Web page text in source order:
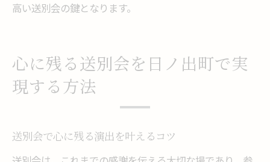
高い送別会の鍵となります。
心に残る送別会を日ノ出町で実
現する方法
送別会で心に残る演出を叶えるコツ